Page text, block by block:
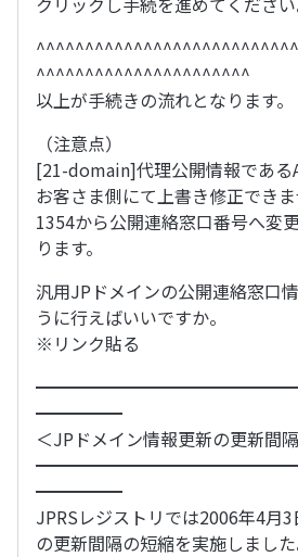
^^^^^^^^^^^^^^^^^^^^^^
以上が手続きの流れとなります。
（注意点）
[21-domain]代理公開情報である
お客さま側にて上書き修正でき
1354から公開連絡窓口番号へ変
ります。
汎用JPドメインの公開連絡窓口
うに行えばいいですか。
※リンク貼る
━━━━━
＜JPドメイン情報更新の更新間
━━━━━
JPRSレジストリでは2006年4月
の更新間隔の短縮を実施しました